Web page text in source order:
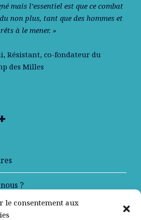
le consentement aux
mais l’essentiel est que ce combat
non plus, tant que des hommes et
à le mener. »
, Résistant, co-fondateur du
des Milles
?